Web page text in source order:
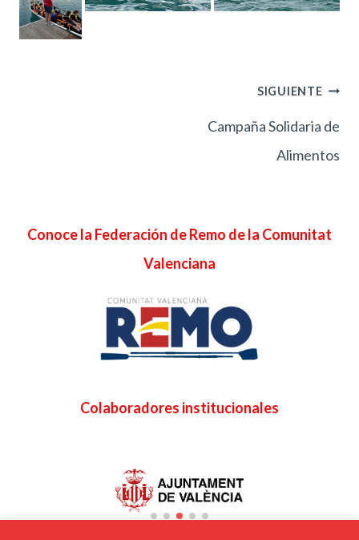
Navegación
entradas
SIGUIENTE
Campaña Solidaria de
Alimentos
Conoce la Federación de Remo de la Comunitat
Valenciana
Colaboradores institucionales